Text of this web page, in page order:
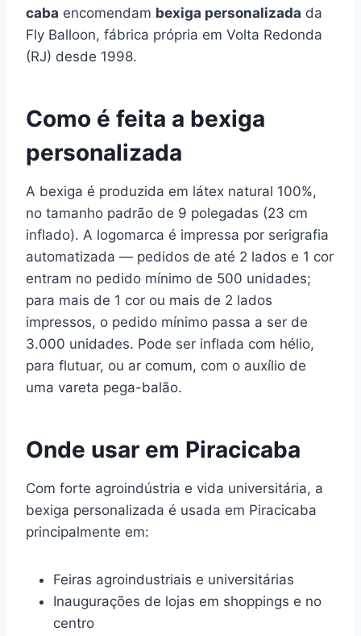
caba encomendam bexiga personalizada da
Fly Balloon, fábrica própria em Volta Redonda
(RJ) desde 1998.
Como é feita a bexiga
personalizada
A bexiga é produzida em látex natural 100%,
no tamanho padrão de 9 polegadas (23 cm
inflado). A logomarca é impressa por serigrafia
automatizada — pedidos de até 2 lados e 1 cor
entram no pedido mínimo de 500 unidades;
para mais de 1 cor ou mais de 2 lados
impressos, o pedido mínimo passa a ser de
3.000 unidades. Pode ser inflada com hélio,
para flutuar, ou ar comum, com o auxílio de
uma vareta pega-balão.
Onde usar em Piracicaba
Com forte agroindústria e vida universitária, a
bexiga personalizada é usada em Piracicaba
principalmente em:
Feiras agroindustriais e universitárias
Inaugurações de lojas em shoppings e no
centro